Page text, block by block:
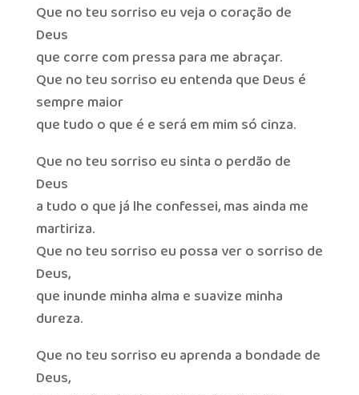
Que no teu sorriso eu veja o coração de
Deus
que corre com pressa para me abraçar.
Que no teu sorriso eu entenda que Deus é
sempre maior
que tudo o que é e será em mim só cinza.
Que no teu sorriso eu sinta o perdão de
Deus
a tudo o que já lhe confessei, mas ainda me
martiriza.
Que no teu sorriso eu possa ver o sorriso de
Deus,
que inunde minha alma e suavize minha
dureza.
Que no teu sorriso eu aprenda a bondade de
Deus,